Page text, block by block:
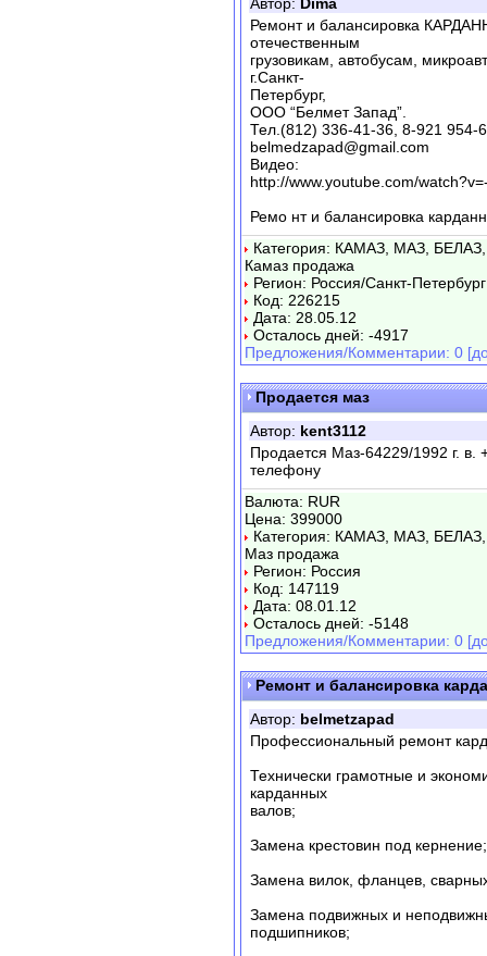
Ремонт и балансировка
отечественным
грузовикам, автобусам,
г.Санкт-
Петербург,
ООО “Белмет Запад”.
Тел.(812) 336-41-36, 8-921 954-
belmedzapad@gmail.com
Видео:
http://www.youtube.com/
Ремо нт и балансировка
Категория: КАМАЗ, МАЗ,
Камаз продажа
Регион: Россия/Санкт-Петербург
Код: 226215
Дата: 28.05.12
Осталось дней: -4917
Предложения/Комментарии: 0
Продается маз
Автор: kent3112
Продается Маз-64229/1992 г. в.
телефону
Валюта: RUR
Цена: 399000
Категория: КАМАЗ, МАЗ,
Маз продажа
Регион: Россия
Код: 147119
Дата: 08.01.12
Осталось дней: -5148
Предложения/Комментарии: 0
Ремонт и балансировка
Автор: belmetzapad
Профессиональный ремонт
Технически грамотные и
карданных
валов;
Замена крестовин под кернение;
Замена вилок, фланцев,
Замена подвижных и
подшипников;